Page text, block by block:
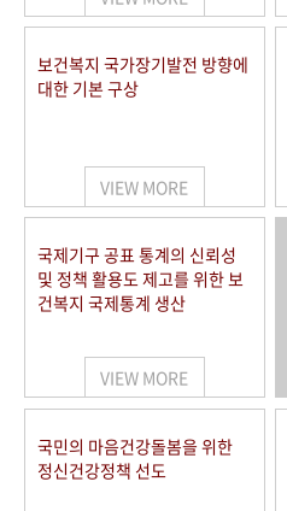
보건복지 국가장기발전 방향에
대한 기본 구상
VIEW MORE
국제기구 공표 통계의 신뢰성
및 정책 활용도 제고를 위한 보
건복지 국제통계 생산
VIEW MORE
국민의 마음건강돌봄을 위한
정신건강정책 선도